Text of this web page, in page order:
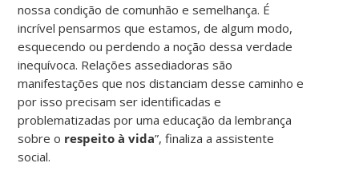
nossa condição de comunhão e semelhança. É
incrível pensarmos que estamos, de algum modo,
esquecendo ou perdendo a noção dessa verdade
inequívoca. Relações assediadoras são
manifestações que nos distanciam desse caminho e
por isso precisam ser identificadas e
problematizadas por uma educação da lembrança
sobre o respeito à vida”, finaliza a assistente
social.